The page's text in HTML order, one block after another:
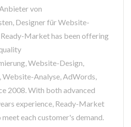
von
Designer für Website-
Market has been offering
Website-Design,
Analyse, AdWords,
2008. With both advanced
experience, Ready-Market
each customer's demand.